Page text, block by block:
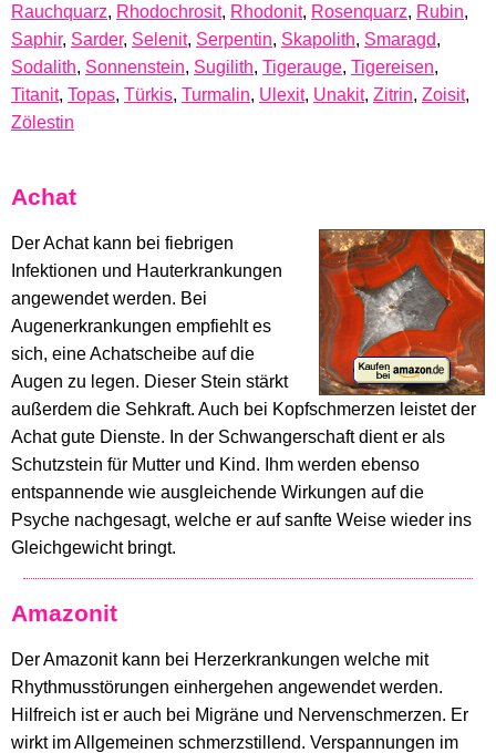
Rauchquarz, Rhodochrosit, Rhodonit, Rosenquarz, Rubin,
Saphir, Sarder, Selenit, Serpentin, Skapolith, Smaragd,
Sodalith, Sonnenstein, Sugilith, Tigerauge, Tigereisen,
Titanit, Topas, Türkis, Turmalin, Ulexit, Unakit, Zitrin, Zoisit,
Zölestin
Achat
Der Achat kann bei fiebrigen
Infektionen und Hauterkrankungen
angewendet werden. Bei
Augenerkrankungen empfiehlt es
sich, eine Achatscheibe auf die
Augen zu legen. Dieser Stein stärkt
außerdem die Sehkraft. Auch bei Kopfschmerzen leistet der
Achat gute Dienste. In der Schwangerschaft dient er als
Schutzstein für Mutter und Kind. Ihm werden ebenso
entspannende wie ausgleichende Wirkungen auf die
Psyche nachgesagt, welche er auf sanfte Weise wieder ins
Gleichgewicht bringt.
Amazonit
Der Amazonit kann bei Herzerkrankungen welche mit
Rhythmusstörungen einhergehen angewendet werden.
Hilfreich ist er auch bei Migräne und Nervenschmerzen. Er
wirkt im Allgemeinen schmerzstillend. Verspannungen im